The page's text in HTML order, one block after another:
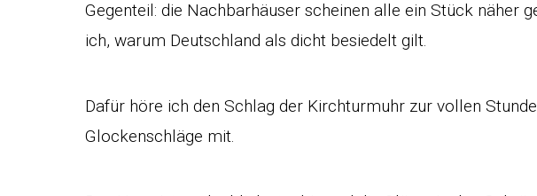
Gegenteil: die Nachbarhäuser scheinen alle ein Stück näher
ich, warum Deutschland als dicht besiedelt gilt.
Dafür höre ich den Schlag der Kirchturmuhr zur vollen
Glockenschläge mit.